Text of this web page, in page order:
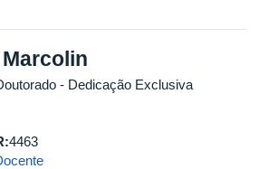
- Dedicação Exclusiva
4463